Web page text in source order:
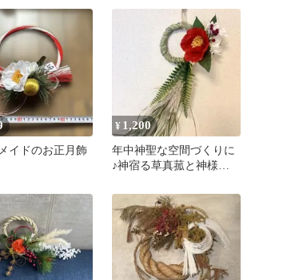
イドのお正月飾
¥ 1,200
年中神聖な空間づくりに
♪神宿る草真菰と神様の
（椿）